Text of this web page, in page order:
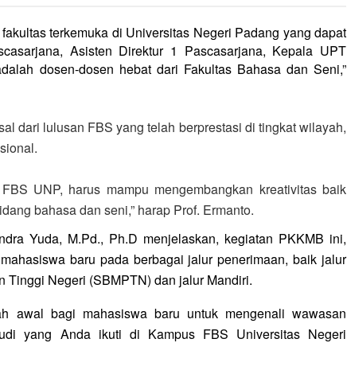
terkemuka di Universitas Negeri Padang yang dapat
Asisten Direktur 1 Pascasarjana, Kepala UPT
dosen-dosen hebat dari Fakultas Bahasa dan Seni,”
dari lulusan FBS yang telah berprestasi di tingkat wilayah,
UNP, harus mampu mengembangkan kreativitas baik
bahasa dan seni,” harap Prof. Ermanto.
Yuda, M.Pd., Ph.D menjelaskan, kegiatan PKKMB ini,
baru pada berbagai jalur penerimaan, baik jalur
Tinggi Negeri (SBMPTN) dan jalur Mandiri.
awal bagi mahasiswa baru untuk mengenali wawasan
yang Anda ikuti di Kampus FBS Universitas Negeri